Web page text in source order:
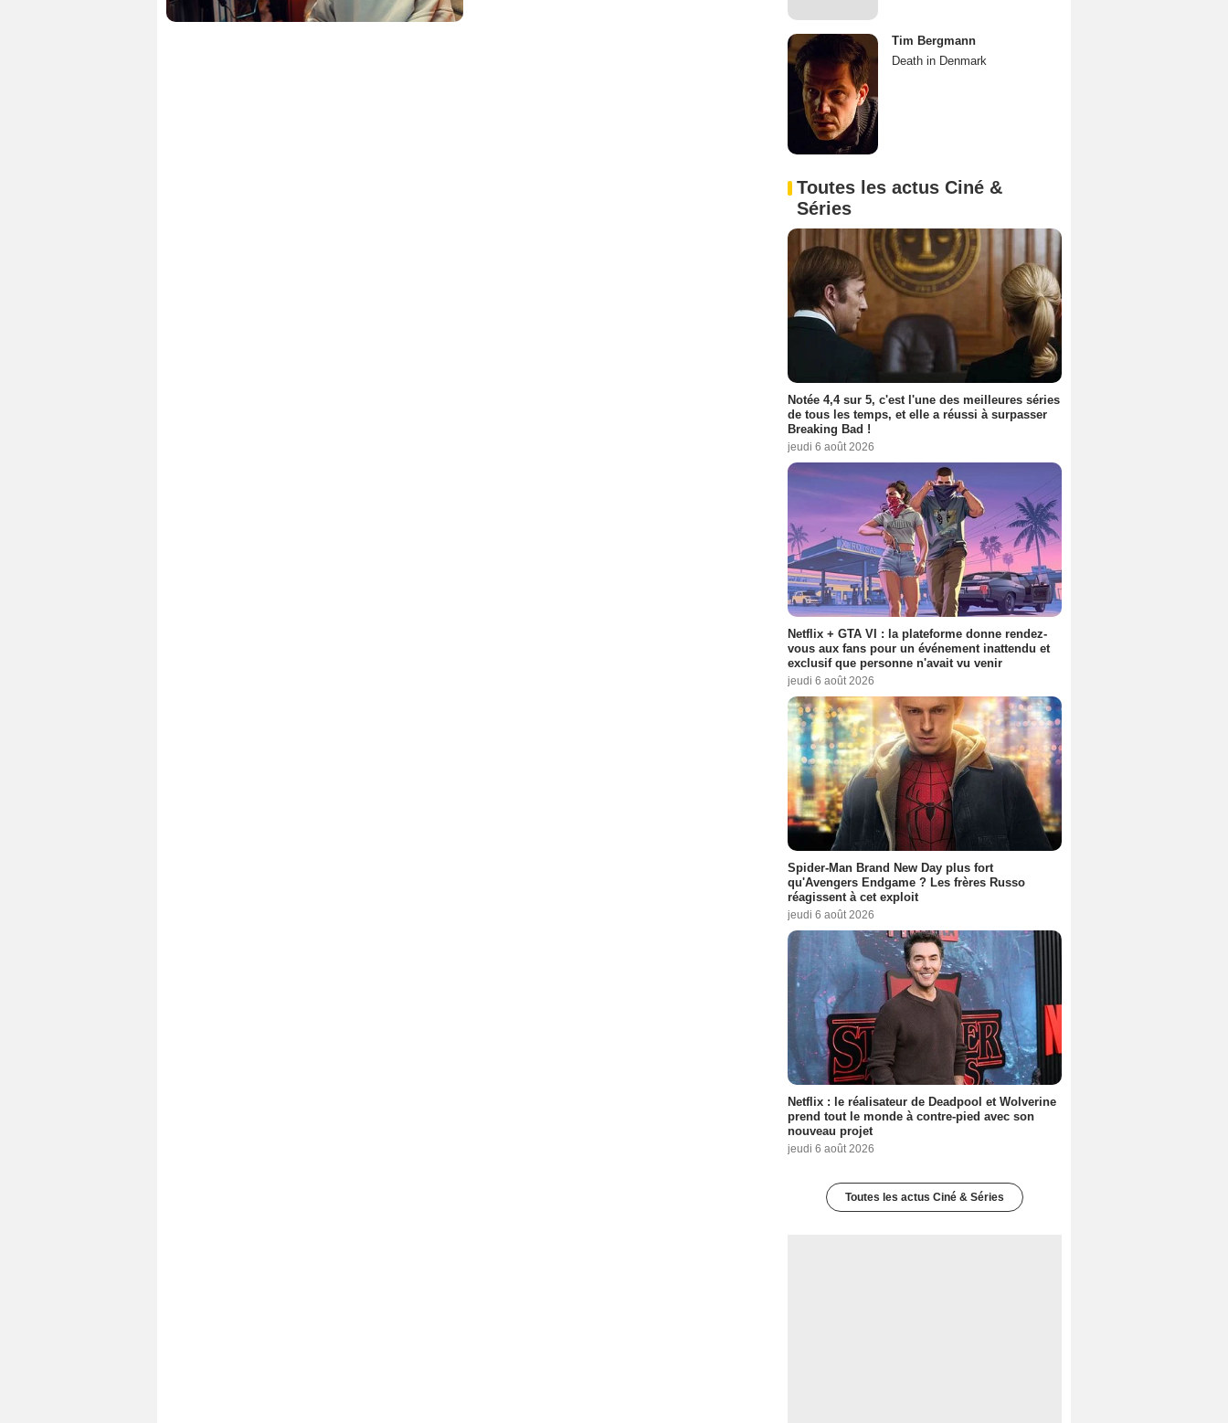
Tim Bergmann
Death in Denmark
Toutes les actus Ciné &
Séries
Notée 4,4 sur 5, c'est l'une des meilleures séries
de tous les temps, et elle a réussi à surpasser
Breaking Bad !
jeudi 6 août 2026
Netflix + GTA VI : la plateforme donne rendez-
vous aux fans pour un événement inattendu et
exclusif que personne n'avait vu venir
jeudi 6 août 2026
Spider-Man Brand New Day plus fort
qu'Avengers Endgame ? Les frères Russo
réagissent à cet exploit
jeudi 6 août 2026
Netflix : le réalisateur de Deadpool et Wolverine
prend tout le monde à contre-pied avec son
nouveau projet
jeudi 6 août 2026
Toutes les actus Ciné & Séries